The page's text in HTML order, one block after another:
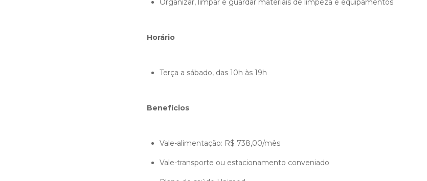
Organizar, limpar e guardar materiais de limpeza e equipamentos
Horário
Terça a sábado, das 10h às 19h
Benefícios
Vale-alimentação: R$ 738,00/mês
Vale-transporte ou estacionamento conveniado